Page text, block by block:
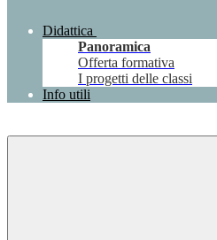
Didattica
Panoramica
Offerta formativa
I progetti delle classi
Info utili